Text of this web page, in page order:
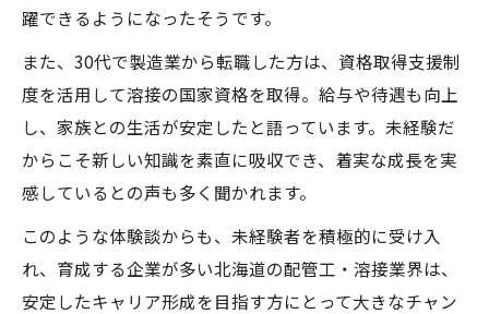
躍できるようになったそうです。
また、30代で製造業から転職した方は、資格取得支援制
度を活用して溶接の国家資格を取得。給与や待遇も向上
し、家族との生活が安定したと語っています。未経験だ
からこそ新しい知識を素直に吸収でき、着実な成長を実
感しているとの声も多く聞かれます。
このような体験談からも、未経験者を積極的に受け入
れ、育成する企業が多い北海道の配管工・溶接業界は、
安定したキャリア形成を目指す方にとって大きなチャン